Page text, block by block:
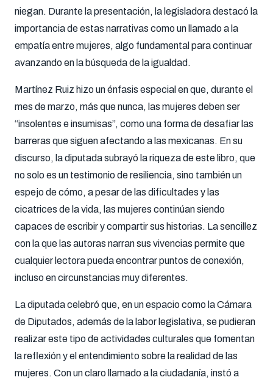
niegan. Durante la presentación, la legisladora destacó la
importancia de estas narrativas como un llamado a la
empatía entre mujeres, algo fundamental para continuar
avanzando en la búsqueda de la igualdad.
Martínez Ruiz hizo un énfasis especial en que, durante el
mes de marzo, más que nunca, las mujeres deben ser
“insolentes e insumisas”, como una forma de desafiar las
barreras que siguen afectando a las mexicanas. En su
discurso, la diputada subrayó la riqueza de este libro, que
no solo es un testimonio de resiliencia, sino también un
espejo de cómo, a pesar de las dificultades y las
cicatrices de la vida, las mujeres continúan siendo
capaces de escribir y compartir sus historias. La sencillez
con la que las autoras narran sus vivencias permite que
cualquier lectora pueda encontrar puntos de conexión,
incluso en circunstancias muy diferentes.
La diputada celebró que, en un espacio como la Cámara
de Diputados, además de la labor legislativa, se pudieran
realizar este tipo de actividades culturales que fomentan
la reflexión y el entendimiento sobre la realidad de las
mujeres. Con un claro llamado a la ciudadanía, instó a